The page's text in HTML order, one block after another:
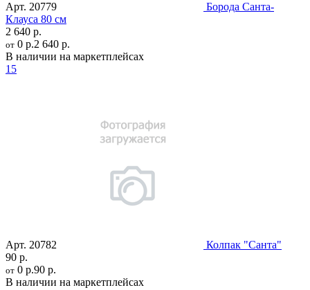
Арт. 20779
Борода Санта-
Клауса 80 см
2 640 р.
от 0 р.2 640 р.
В наличии на маркетплейсах
15
Арт. 20782
Колпак "Санта"
90 р.
от 0 р.90 р.
В наличии на маркетплейсах